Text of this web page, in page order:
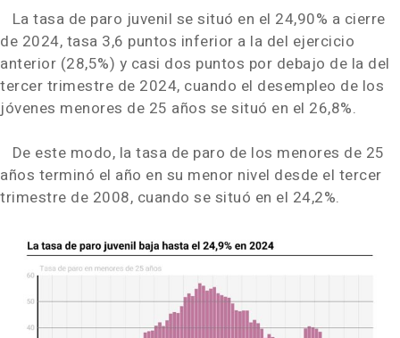
La tasa de paro juvenil se situó en el 24,90% a cierre
de 2024, tasa 3,6 puntos inferior a la del ejercicio
anterior (28,5%) y casi dos puntos por debajo de la del
tercer trimestre de 2024, cuando el desempleo de los
jóvenes menores de 25 años se situó en el 26,8%.
De este modo, la tasa de paro de los menores de 25
años terminó el año en su menor nivel desde el tercer
trimestre de 2008, cuando se situó en el 24,2%.